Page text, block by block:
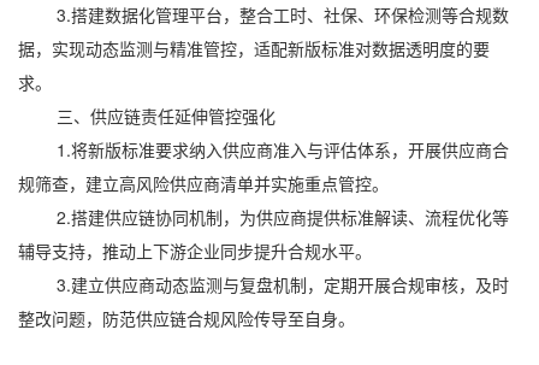
3.搭建数据化管理平台，整合工时、社保、环保检测等合规数
据，实现动态监测与精准管控，适配新版标准对数据透明度的要
求。
三、供应链责任延伸管控强化
1.将新版标准要求纳入供应商准入与评估体系，开展供应商合
规筛查，建立高风险供应商清单并实施重点管控。
2.搭建供应链协同机制，为供应商提供标准解读、流程优化等
辅导支持，推动上下游企业同步提升合规水平。
3.建立供应商动态监测与复盘机制，定期开展合规审核，及时
整改问题，防范供应链合规风险传导至自身。